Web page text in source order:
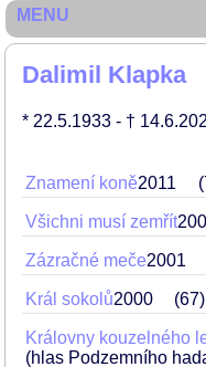
Dalimil Klapka
* 22.5.1933 - †
Znamení koně2011
Všichni musí zemřít
Zázračné meče2001
Král sokolů2000 67
Královny kouzelného
(hlas Podzemního
MENU